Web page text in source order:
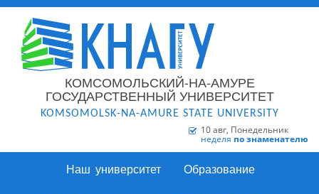
КОМСОМОЛЬСКИЙ-НА-АМУРЕ
ГОСУДАРСТВЕННЫЙ УНИВЕРСИТЕТ
KOMSOMOLSK-NA-AMURE STATE UNIVERSITY
10 авг, Понедельник
неделя по знаменателю
Наш университет Образование